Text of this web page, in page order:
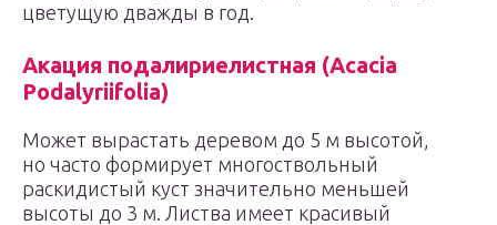
цветущую дважды в год.
Акация подалириелистная (Acacia
Podalyriifolia)
Может вырастать деревом до 5 м высотой,
но часто формирует многоствольный
раскидистый куст значительно меньшей
высоты до 3 м. Листва имеет красивый